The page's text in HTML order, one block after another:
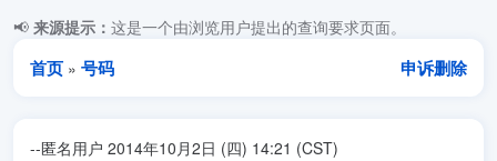
📢 来源提示： 这是一个由浏览用户提出的查询要求页面。
首页 » 号码 申诉删除
--匿名用户 2014年10月2日 (四) 14:21 (CST)